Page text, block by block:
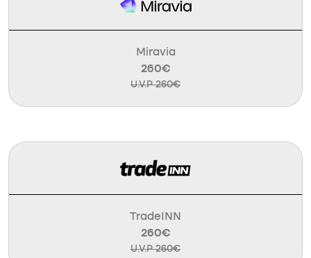
Miravia
260€
U.V.P 260€
TradeINN
260€
U.V.P 260€